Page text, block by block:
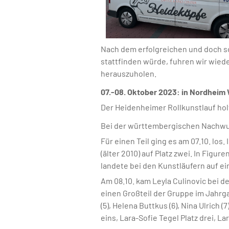
Nach dem erfolgreichen und doch
stattfinden würde, fuhren wir
herauszuholen.
07.-08. Oktober 2023: in
Der Heidenheimer Rollkunstlauf
Bei der württembergischen
Für einen Teil ging es am 07.10.
(älter 2010) auf Platz zwei. In
landete bei den Kunstläufern auf
Am 08.10. kam Leyla Culinovic bei
einen Großteil der Gruppe im
(5), Helena Buttkus (6), Nina Ulrich
eins, Lara-Sofie Tegel Platz drei,